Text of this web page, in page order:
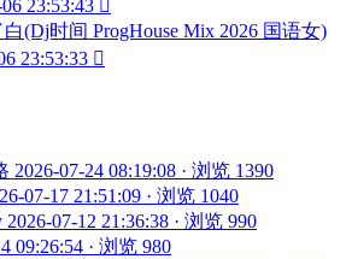
23:53:43 
(Dj时间 ProgHouse Mix 2026 国语女)
23:53:33 
2026-07-24 08:19:08 · 浏览 1390
07-17 21:51:09 · 浏览 1040
2026-07-12 21:36:38 · 浏览 990
09:26:54 · 浏览 980